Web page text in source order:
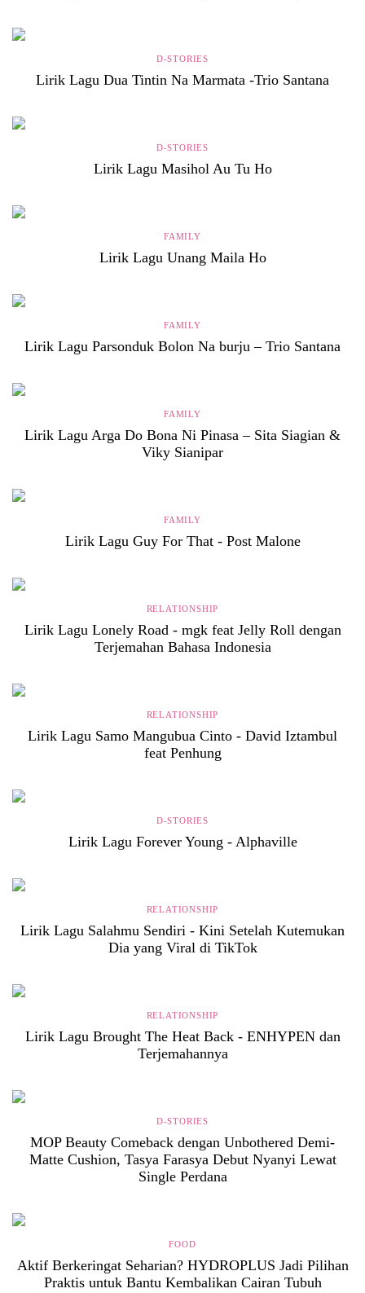
D-STORIES
Lirik Lagu Dua Tintin Na Marmata -Trio Santana
D-STORIES
Lirik Lagu Masihol Au Tu Ho
FAMILY
Lirik Lagu Unang Maila Ho
FAMILY
Lirik Lagu Parsonduk Bolon Na burju – Trio Santana
FAMILY
Lirik Lagu Arga Do Bona Ni Pinasa – Sita Siagian &
Viky Sianipar
FAMILY
Lirik Lagu Guy For That - Post Malone
RELATIONSHIP
Lirik Lagu Lonely Road - mgk feat Jelly Roll dengan
Terjemahan Bahasa Indonesia
RELATIONSHIP
Lirik Lagu Samo Mangubua Cinto - David Iztambul
feat Penhung
D-STORIES
Lirik Lagu Forever Young - Alphaville
RELATIONSHIP
Lirik Lagu Salahmu Sendiri - Kini Setelah Kutemukan
Dia yang Viral di TikTok
RELATIONSHIP
Lirik Lagu Brought The Heat Back - ENHYPEN dan
Terjemahannya
D-STORIES
MOP Beauty Comeback dengan Unbothered Demi-
Matte Cushion, Tasya Farasya Debut Nyanyi Lewat
Single Perdana
FOOD
Aktif Berkeringat Seharian? HYDROPLUS Jadi Pilihan
Praktis untuk Bantu Kembalikan Cairan Tubuh